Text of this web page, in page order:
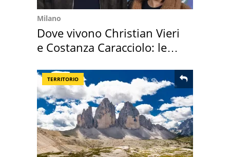
Milano
Dove vivono Christian Vieri
e Costanza Caracciolo: le
TERRITORIO